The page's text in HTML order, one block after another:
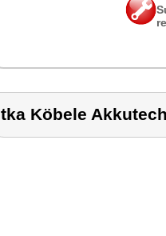
tka Köbele